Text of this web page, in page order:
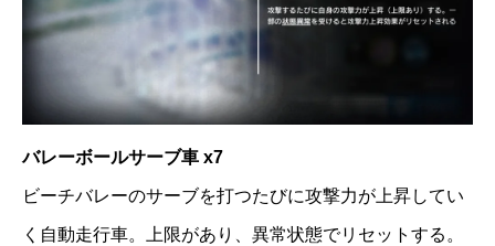
バレーボールサーブ車 x7
ビーチバレーのサーブを打つたびに攻撃力が上昇してい
く自動走行車。上限があり、異常状態でリセットする。